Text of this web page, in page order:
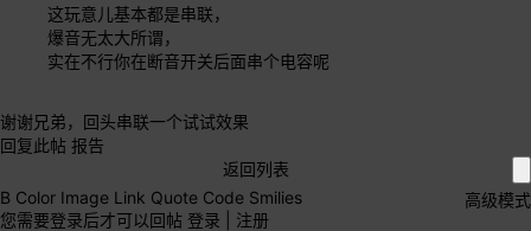
这玩意儿基本都是串联，
爆音无太大所谓，
实在不行你在断音开关后面串个电容呢
谢谢兄弟，回头串联一个试试效果
回复此帖 报告
返回列表
高级模式
B Color Image Link Quote Code Smilies
您需要登录后才可以回帖 登录
注册